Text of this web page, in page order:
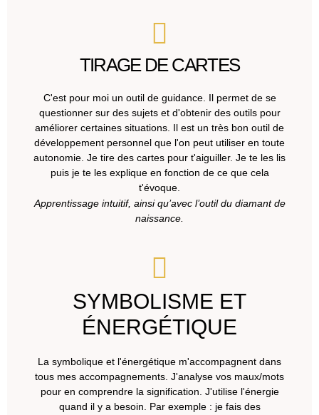
TIRAGE DE CARTES
C'est pour moi un outil de guidance. Il permet de se
questionner sur des sujets et d'obtenir des outils pour
améliorer certaines situations. Il est un très bon outil de
développement personnel que l'on peut utiliser en toute
autonomie. Je tire des cartes pour t'aiguiller. Je te les lis
puis je te les explique en fonction de ce que cela
t'évoque.
Apprentissage intuitif, ainsi qu’avec l’outil du diamant de
naissance.
SYMBOLISME ET
ÉNERGÉTIQUE
La symbolique et l'énergétique m'accompagnent dans
tous mes accompagnements. J'analyse vos maux/mots
pour en comprendre la signification. J'utilise l'énergie
quand il y a besoin. Par exemple : je fais des